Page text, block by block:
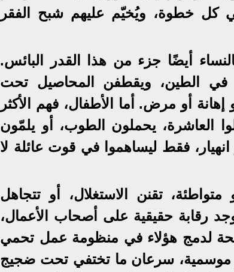
كل خطوة، ويُخيّم عليهم شبح الفقر
أيضًا جزء من هذا القدر البائس.
في الطين، ويقطفن المحاصيل تحت
أو مرض. أما الأطفال، فهم الأكثر
العاشرة، يحملون الطوب، أو يلمّون
فقط ليساهموا في قوت عائلة لا
تقنن الاستغلال، أو تتجاهل
رقابة حقيقية على أصحاب الأعمال،
لدمج هؤلاء في منظومة عمل تحمي
موسمية، سرعان ما تختفي تحت ضجيج